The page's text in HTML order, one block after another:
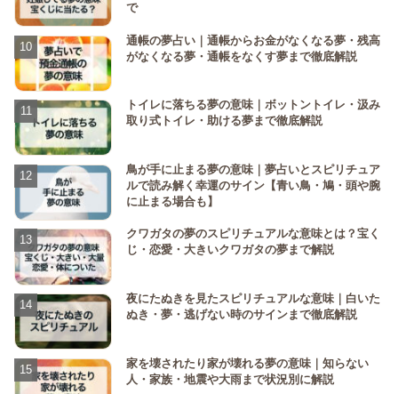
で
通帳の夢占い｜通帳からお金がなくなる夢・残高
がなくなる夢・通帳をなくす夢まで徹底解説
トイレに落ちる夢の意味｜ボットントイレ・汲み
取り式トイレ・助ける夢まで徹底解説
鳥が手に止まる夢の意味｜夢占いとスピリチュア
ルで読み解く幸運のサイン【青い鳥・鳩・頭や腕
に止まる場合も】
クワガタの夢のスピリチュアルな意味とは？宝く
じ・恋愛・大きいクワガタの夢まで解説
夜にたぬきを見たスピリチュアルな意味｜白いた
ぬき・夢・逃げない時のサインまで徹底解説
家を壊されたり家が壊れる夢の意味｜知らない
人・家族・地震や大雨まで状況別に解説